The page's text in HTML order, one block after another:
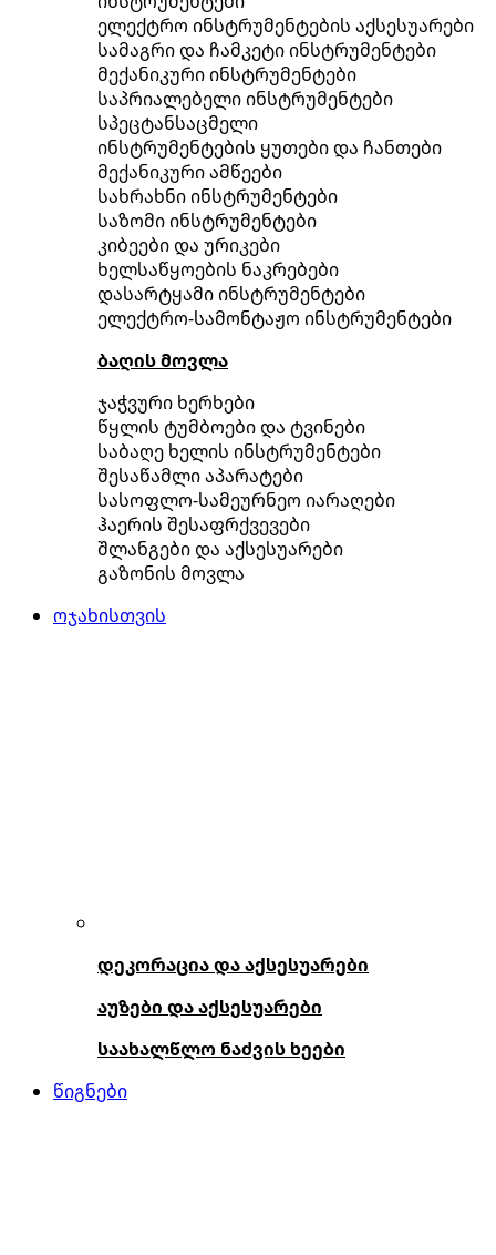
ელექტრო ინსტრუმენტების აქსესუარები
სამაგრი და ჩამკეტი ინსტრუმენტები
მექანიკური ინსტრუმენტები
საპრიალებელი ინსტრუმენტები
სპეცტანსაცმელი
ინსტრუმენტების ყუთები და ჩანთები
მექანიკური ამწეები
სახრახნი ინსტრუმენტები
საზომი ინსტრუმენტები
კიბეები და ურიკები
ხელსაწყოების ნაკრებები
დასარტყამი ინსტრუმენტები
ელექტრო-სამონტაჟო ინსტრუმენტები
ბაღის მოვლა
ჯაჭვური ხერხები
წყლის ტუმბოები და ტვინები
საბაღე ხელის ინსტრუმენტები
შესაწამლი აპარატები
სასოფლო-სამეურნეო იარაღები
ჰაერის შესაფრქვევები
შლანგები და აქსესუარები
გაზონის მოვლა
ოჯახისთვის
დეკორაცია და აქსესუარები
აუზები და აქსესუარები
საახალწლო ნაძვის ხეები
წიგნები